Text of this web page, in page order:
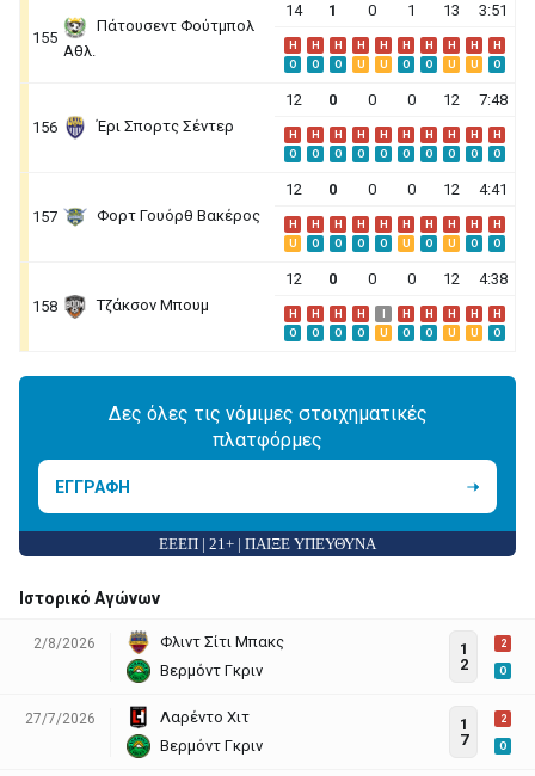
155
Πάτουσεντ Φούτμπολ
Αθλ.
14 1 0 1 13 3:51
H H H H H H H H H
H
O
O O U U O O U U O
156 Έρι Σπορτς Σέντερ
12 0 0 0 12 7:48
H H H H H H H H H
H
O
O O O O O O O O O
157 Φορτ Γουόρθ Βακέρος
12 0 0 0 12 4:41
H H H H H H H H H
H
U
O O O O U O U O O
158 Τζάκσον Μπουμ
12 0 0 0 12 4:38
H H H H H H H H
H
O
O O O U O O U U O
Δες όλες τις νόμιμες στοιχηματικές
πλατφόρμες
ΕΓΓΡΑΦΗ
ΕΕΕΠ | 21+ | ΠΑΙΞΕ ΥΠΕΥΘΥΝΑ
Ιστορικό Αγώνων
2/8/2026
Φλιντ Σίτι Μπακς
Βερμόντ Γκριν
1
2
2
O
27/7/2026
Λαρέντο Χιτ
Βερμόντ Γκριν
1
7
2
O